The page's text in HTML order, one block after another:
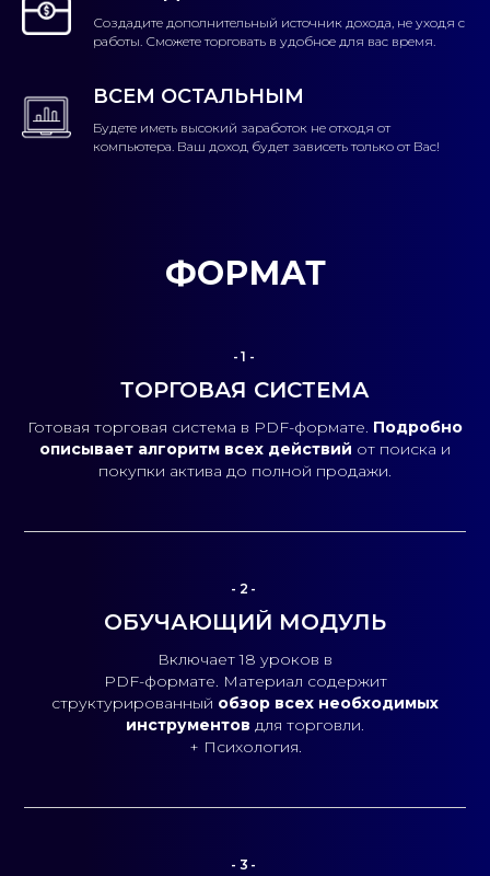
Создадите дополнительный источник дохода, не уходя с
работы. Сможете торговать в удобное для вас время.
ВСЕМ ОСТАЛЬНЫМ
Будете иметь высокий заработок не отходя от
компьютера. Ваш доход будет зависеть только от Вас!
ФОРМАТ
-1-
ТОРГОВАЯ СИСТЕМА
Готовая торговая система в PDF-формате. Подробно
описывает алгоритм всех действий от поиска и
покупки актива до полной продажи.
-2-
ОБУЧАЮЩИЙ МОДУЛЬ
Включает 18 уроков в
PDF-формате. Материал содержит
структурированный обзор всех необходимых
инструментов для торговли.
+ Психология.
-3-